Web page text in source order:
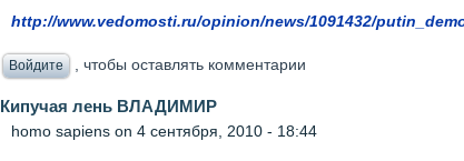
http://www.vedomosti.ru/opinion/news/1091432/
Войдите , чтобы оставлять комментарии
Кипучая лень ВЛАДИМИР
homo sapiens on 4 сентября, 2010 - 18:44